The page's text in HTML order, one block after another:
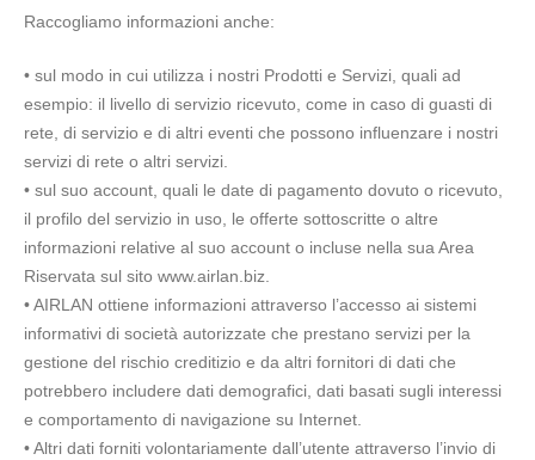
Raccogliamo informazioni anche:
• sul modo in cui utilizza i nostri Prodotti e Servizi, quali ad
esempio: il livello di servizio ricevuto, come in caso di guasti di
rete, di servizio e di altri eventi che possono influenzare i nostri
servizi di rete o altri servizi.
• sul suo account, quali le date di pagamento dovuto o ricevuto,
il profilo del servizio in uso, le offerte sottoscritte o altre
informazioni relative al suo account o incluse nella sua Area
Riservata sul sito www.airlan.biz.
• AIRLAN ottiene informazioni attraverso l’accesso ai sistemi
informativi di società autorizzate che prestano servizi per la
gestione del rischio creditizio e da altri fornitori di dati che
potrebbero includere dati demografici, dati basati sugli interessi
e comportamento di navigazione su Internet.
• Altri dati forniti volontariamente dall’utente attraverso l’invio di